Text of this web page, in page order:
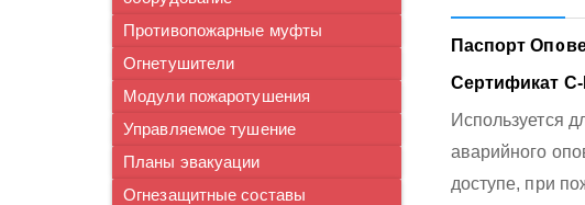
Противопожарные муфты
Огнетушители
Модули пожаротушения
Управляемое тушение
Планы эвакуации
Огнезащитные составы
Паспорт
Сертификат С-
Используется
аварийного
доступе, при